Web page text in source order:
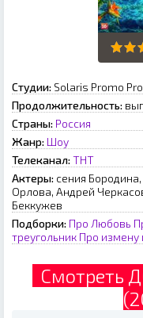
Студии: Solaris Promo
Продолжительность:
Страны: Россия
Жанр: Шоу
Телеканал: ТНТ
Актеры: сения
Орлова, Андрей
Беккужев
Подборки: Про Любовь
треугольник Про измену
Смотреть